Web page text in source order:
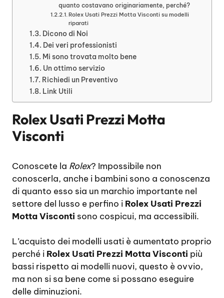
quanto costavano originariamente, perché?
Rolex Usati Prezzi Motta Visconti su modelli
riparati
Dicono di Noi
Dei veri professionisti
Mi sono trovata molto bene
Un ottimo servizio
Richiedi un Preventivo
Link Utili
Rolex Usati Prezzi Motta
Visconti
Conoscete la Rolex? Impossibile non
conoscerla, anche i bambini sono a conoscenza
di quanto esso sia un marchio importante nel
settore del lusso e perfino i Rolex Usati Prezzi
Motta Visconti sono cospicui, ma accessibili.
L’acquisto dei modelli usati è aumentato proprio
perché i Rolex Usati Prezzi Motta Visconti più
bassi rispetto ai modelli nuovi, questo è ovvio,
ma non si sa bene come si possano eseguire
delle diminuzioni.